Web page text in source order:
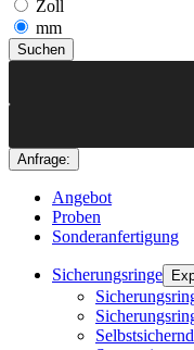
Zoll
mm
Suchen
Anfrage:
Angebot
Proben
Sonderanfertigung
Sicherungsringe